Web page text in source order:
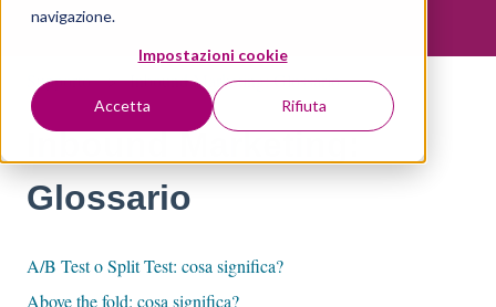
navigazione.
Impostazioni cookie
Accetta Rifiuta
Supporto Inbound Marketing: Glossario
Inbound Marketing:
Glossario
A/B Test o Split Test: cosa significa?
Above the fold: cosa significa?